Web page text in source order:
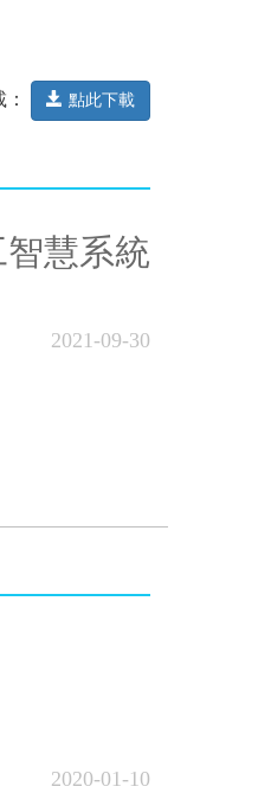
點此下載
慧系統
2021-09-30
2020-01-10